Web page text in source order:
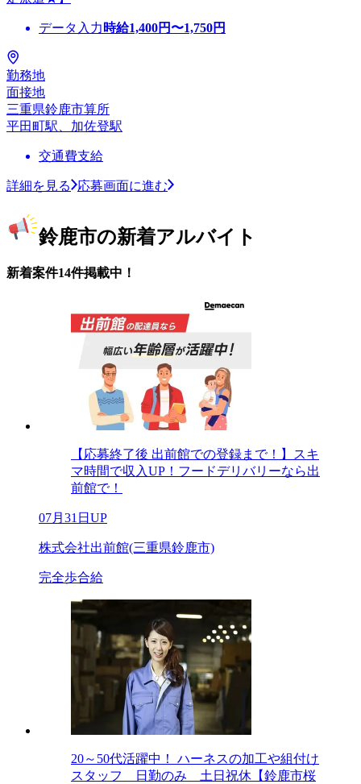
データ入力 時給1,400円〜1,750円
勤務地
面接地
三重県鈴鹿市算所
平田町駅、加佐登駅
交通費支給
詳細を見る 応募画面に進む
鈴鹿市の新着アルバイト
新着案件14件掲載中！
【応募終了後 出前館での登録まで！】スキ
マ時間で収入UP！フードデリバリーなら出
前館で！
07月31日UP
株式会社出前館(三重県鈴鹿市)
完全歩合給
20～50代活躍中！ ハーネスの加工や組付け
スタッフ 日勤のみ 土日祝休【鈴鹿市桜